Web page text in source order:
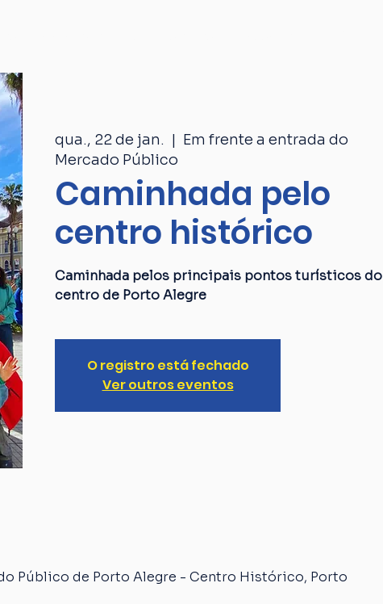
qua., 22 de jan.
  |
Em frente a entrada do
Mercado Público
Caminhada pelo
centro histórico
Caminhada pelos principais pontos turísticos do
centro de Porto Alegre
O registro está fechado
Ver outros eventos
Público de Porto Alegre - Centro Histórico, Porto